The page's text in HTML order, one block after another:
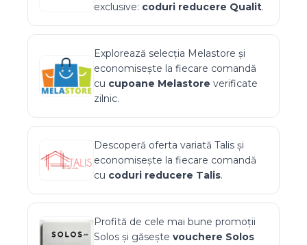
exclusive: coduri reducere Qualit.
Explorează selecția Melastore și
economisește la fiecare comandă
cu cupoane Melastore verificate
zilnic.
Descoperă oferta variată Talis și
economisește la fiecare comandă
cu coduri reducere Talis.
Profită de cele mai bune promoții
Solos și găsește vouchere Solos